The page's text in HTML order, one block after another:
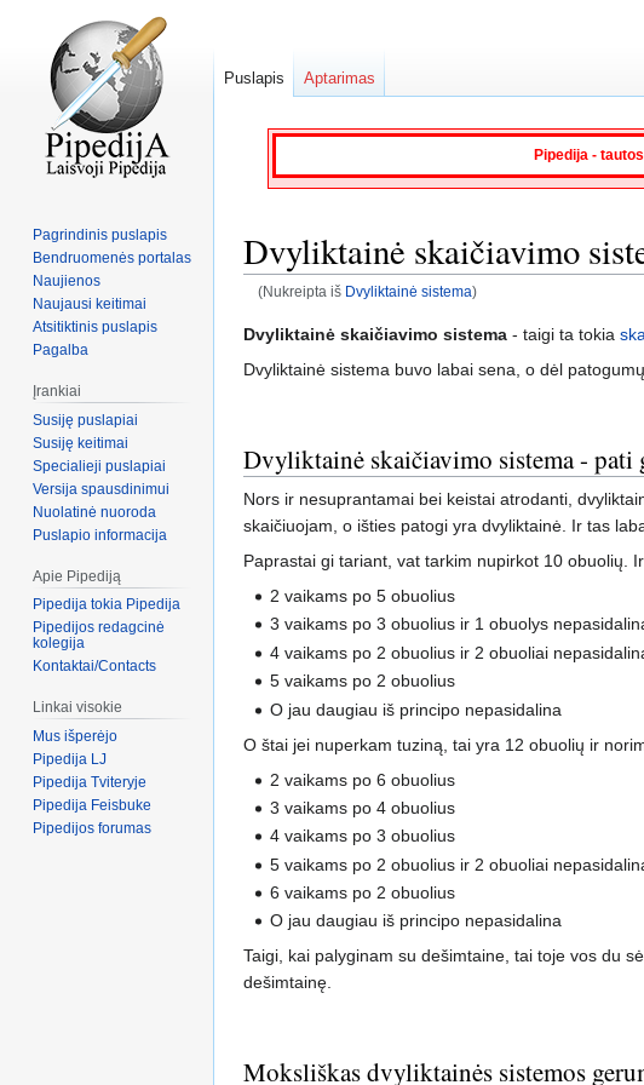
Pipedija -
Dvyliktainė skaičiavimo
(Nukreipta iš Dvyliktainė sistema)
Jump
to
Jump
to
Dvyliktainė skaičiavimo sistema - taigi ta tokia
Dvyliktainė sistema buvo labai sena, o dėl
Dvyliktainė skaičiavimo sistema - pati
Nors ir nesuprantamai bei keistai atrodanti,
skaičiuojam, o išties patogi yra dvyliktainė. Ir tas
Paprastai gi tariant, vat tarkim nupirkot 10 obuolių.
2 vaikams po 5 obuolius
3 vaikams po 3 obuolius ir 1 obuolys
4 vaikams po 2 obuolius ir 2 obuoliai
5 vaikams po 2 obuolius
O jau daugiau iš principo nepasidalina
O štai jei nuperkam tuziną, tai yra 12 obuolių ir
2 vaikams po 6 obuolius
3 vaikams po 4 obuolius
4 vaikams po 3 obuolius
5 vaikams po 2 obuolius ir 2 obuoliai
6 vaikams po 2 obuolius
O jau daugiau iš principo nepasidalina
Taigi, kai palyginam su dešimtaine, tai toje vos du
dešimtainę.
Moksliškas dvyliktainės sistemos
Puslapis Aptarimas
Pagrindinis puslapis
Bendruomenės portalas
Naujienos
Naujausi keitimai
Atsitiktinis puslapis
Pagalba
Įrankiai
Susiję puslapiai
Susiję keitimai
Specialieji puslapiai
Versija spausdinimui
Nuolatinė nuoroda
Puslapio informacija
Apie Pipediją
Pipedija tokia Pipedija
Pipedijos redagcinė
kolegija
Kontaktai/Contacts
Linkai visokie
Mus išperėjo
Pipedija LJ
Pipedija Tviteryje
Pipedija Feisbuke
Pipedijos forumas